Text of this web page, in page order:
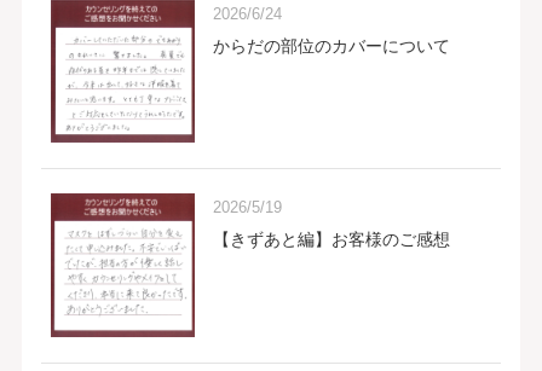
2026/6/24
からだの部位のカバーについて
2026/5/19
【きずあと編】お客様のご感想